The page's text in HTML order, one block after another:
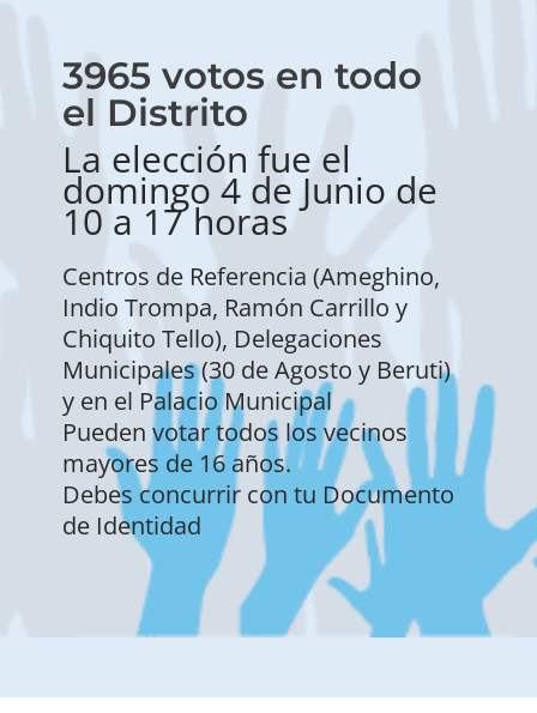
3965 votos en todo
el Distrito
La elección fue el
domingo 4 de Junio de
10 a 17 horas
Centros de Referencia (Ameghino,
Indio Trompa, Ramón Carrillo y
Chiquito Tello), Delegaciones
Municipales (30 de Agosto y Beruti)
y en el Palacio Municipal
Pueden votar todos los vecinos
mayores de 16 años.
Debes concurrir con tu Documento
de Identidad